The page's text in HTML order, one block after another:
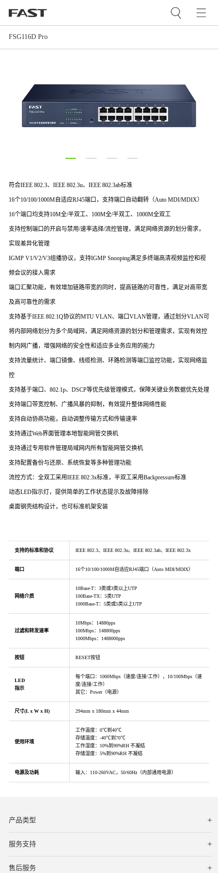
FSG116D Pro
符合IEEE 802.3、IEEE 802.3u、IEEE 802.3ab标准
16个10/100/1000M自适应RJ45端口，支持端口自动翻转（Auto MDI/MDIX）
16个端口均支持10M全/半双工、100M全/半双工、1000M全双工
支持控制端口的开启与禁用/速率选择/流控管理，满足网络资源的划分需求，
实现差异化管理
IGMP V1/V2/V3组播协议，支持IGMP Snooping满足多终端高清视频监控和视
频会议的接入需求
端口汇聚功能，有效增加链路带宽的同时，提高链路的可靠性，满足对高带宽
及高可靠性的需求
支持基于IEEE 802.1Q协议的MTU VLAN、端口VLAN管理，通过划分VLAN可
将内部网络划分为多个局域网，满足网络资源的划分和管理需求，实现有效控
制内网广播，增强网络的安全性和适应多业务应用的能力
支持流量统计、端口镜像、线缆检测、环路检测等端口监控功能，实现网络监
控
支持基于端口、802.1p、DSCP等优先级管理模式，保障关键业务数据优先处理
支持端口带宽控制、广播风暴的抑制，有效提升整体网络性能
支持自动协商功能，自动调整传输方式和传输速率
支持通过Web界面管理本地智能网管交换机
支持通过专用软件管理局域网内所有智能网管交换机
支持配置备份与还原、系统恢复等多种管理功能
流控方式：全双工采用IEEE 802.3x标准，半双工采用Backpressure标准
动态LED指示灯，提供简单的工作状态提示及故障排除
桌面钢壳结构设计，也可标准机架安装
支持的标准和协议 IEEE 802.3、IEEE 802.3u、IEEE 802.3ab、IEEE 802.3x
端口 16个10/100/1000M自适应RJ45端口（Auto MDI/MDIX）
网络介质
10Base-T：3类或3类以上UTP
100Base-TX：5类UTP
1000Base-T：5类或5类以上UTP
过滤和转发速率
10Mbps：14880pps
100Mbps：148800pps
1000Mbps：1488000pps
按钮 RESET按钮
LED
指示
每个端口：1000Mbps（速度/连接/工作），10/100Mbps（速
度/连接/工作）
其它：Power（电源）
尺寸(L x W x H) 294mm x 180mm x 44mm
使用环境
工作温度：0℃到40℃
存储温度：-40℃到70℃
工作湿度：10%到90%RH 不凝结
存储湿度：5%到90%RH 不凝结
电源及功耗 输入：110-260VAC，50/60Hz（内部通用电源）
产品类型
服务支持
下载中心
文档与指南
视频教程
售后服务